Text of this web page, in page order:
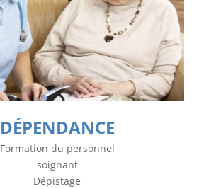
DÉPENDANCE
Formation du personnel
soignant
Dépistage